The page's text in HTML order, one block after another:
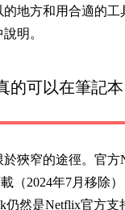
地方和用合適的
明。
的可以在筆記
狹窄的途徑。官
（2024年7月移除
仍然是Netflix官方